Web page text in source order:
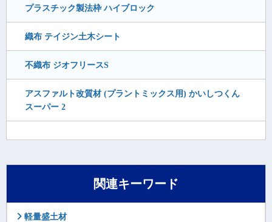
プラスチック製法枠 ハイブロック
織布 テイジン土木シート
不織布 ジオフリースS
アスファルト改質材 (プラントミックス用) かいしつくん
スーパー 2
関連キーワード
軽量盛土材